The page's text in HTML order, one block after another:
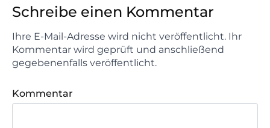
Schreibe einen Kommentar
Ihre E-Mail-Adresse wird nicht veröffentlicht. Ihr
Kommentar wird geprüft und anschließend
gegebenenfalls veröffentlicht.
Kommentar